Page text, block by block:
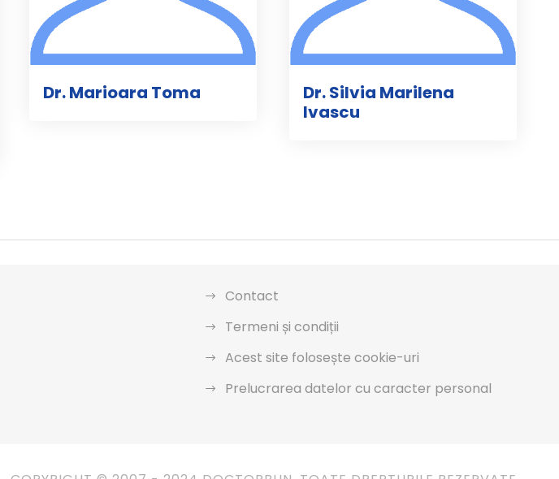
Dr. Marioara Toma
Dr. Silvia Marilena
Ivascu
Contact
Termeni și condiții
Acest site folosește cookie-uri
Prelucrarea datelor cu caracter personal